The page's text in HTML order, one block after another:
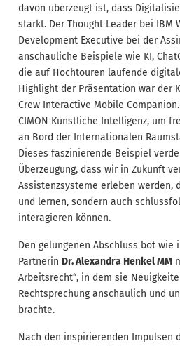
davon überzeugt ist, dass
stärkt. Der Thought Leader bei IBM
Development Executive bei der
anschauliche Beispiele wie KI,
die auf Hochtouren laufende
Highlight der Präsentation war der
Crew Interactive Mobile
CIMON Künstliche Intelligenz, um
an Bord der Internationalen
Dieses faszinierende Beispiel
Überzeugung, dass wir in Zukunft
Assistenzsysteme erleben werden,
und lernen, sondern auch
interagieren können.
Den gelungenen Abschluss bot wie
Partnerin Dr. Alexandra Henkel MM
Arbeitsrecht“, in dem sie
Rechtsprechung anschaulich und
brachte.
Nach den inspirierenden Impulsen